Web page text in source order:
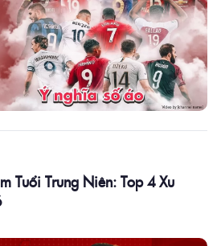
Tuổi Trung Niên: Top 4 Xu